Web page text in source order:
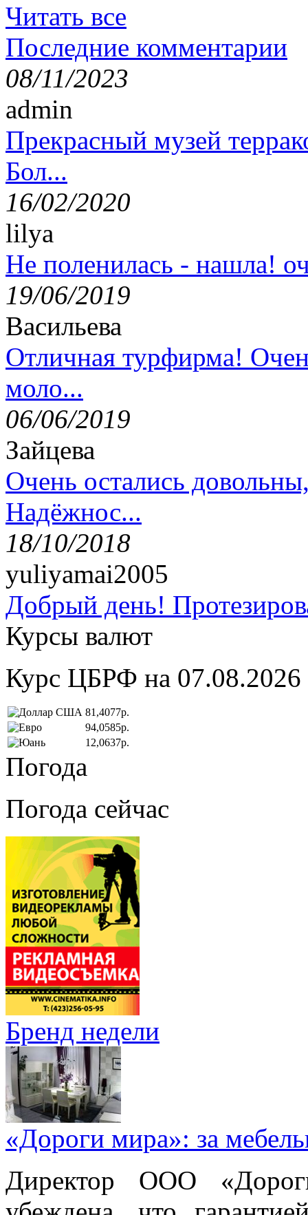
Читать все
Последние комментарии
08/11/2023
admin
Прекрасный музей
Бол...
16/02/2020
lilya
Не поленилась - нашла!
19/06/2019
Васильева
Отличная турфирма!
моло...
06/06/2019
Зайцева
Очень остались
Надёжнос...
18/10/2018
yuliyamai2005
Добрый день!
Курсы валют
Курс ЦБРФ на 07.08.2026
81,4077р.
94,0585р.
12,0637р.
Погода
Погода сейчас
Бренд недели
«Дороги мира»: за
Директор ООО